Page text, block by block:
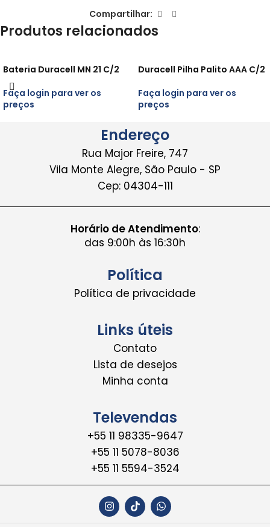
Compartilhar:
Produtos relacionados
Bateria Duracell MN 21 C/2
Faça login para ver os
preços
Duracell Pilha Palito AAA C/2
Faça login para ver os
preços
Endereço
Rua Major Freire, 747
Vila Monte Alegre, São Paulo - SP
Cep: 04304-111
Horário de Atendimento:
das 9:00h às 16:30h
Política
Política de privacidade
Links úteis
Contato
Lista de desejos
Minha conta
Televendas
+55 11 98335-9647
+55 11 5078-8036
+55 11 5594-3524